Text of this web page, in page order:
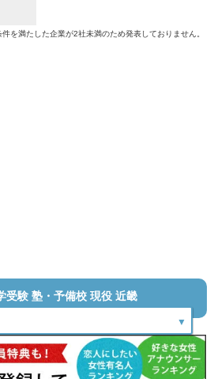
を満たした企業が2社未満のため発表しておりません。
受験 塾・予備校 現役 近畿